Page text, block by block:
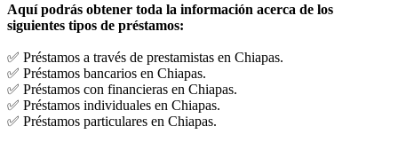
Aquí podrás obtener toda la información acerca de los
siguientes tipos de préstamos:
✅ Préstamos a través de prestamistas en Chiapas.
✅ Préstamos bancarios en Chiapas.
✅ Préstamos con financieras en Chiapas.
✅ Préstamos individuales en Chiapas.
✅ Préstamos particulares en Chiapas.